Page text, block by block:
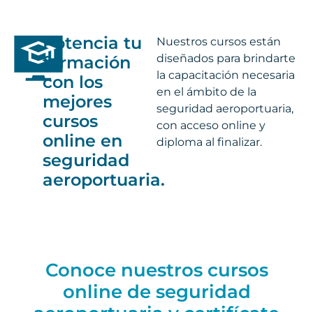
Potencia tu
formación
con los
mejores
cursos
online en
seguridad
aeroportuaria.
Nuestros cursos están
diseñados para brindarte
la capacitación necesaria
en el ámbito de la
seguridad aeroportuaria,
con acceso online y
diploma al finalizar.
Conoce nuestros cursos
online de seguridad